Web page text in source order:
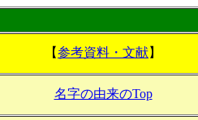
【参考資料・文献】
名字の由来のTop